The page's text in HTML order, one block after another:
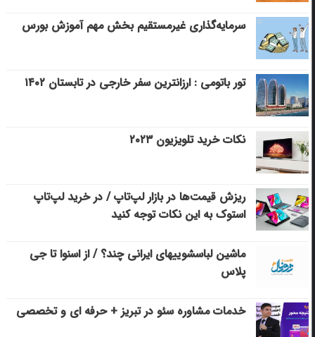
سرمایه‌گذاری غیرمستقیم بخش مهم آموزش بورس
تور باتومی : ارزانترین سفر خارجی در تابستان ۱۴۰۲
نکات خرید تلویزیون ۲۰۲۳
ریزش قیمت‌ها در بازار لپ‌تاپ / در خرید لپ‌تاپ
استوک به این نکات توجه کنید
ماشین لباسشویی‎های ایرانی چند؟ / از اسنوا تا جی
پلاس
خدمات مشاوره سئو در تبریز + حرفه ای و تخصصی